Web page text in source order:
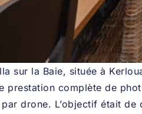
sur la Baie, située à
prestation complète de
drone. L’objectif était de